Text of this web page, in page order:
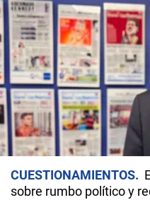
CUESTIONAMIENTOS
sobre rumbo político y